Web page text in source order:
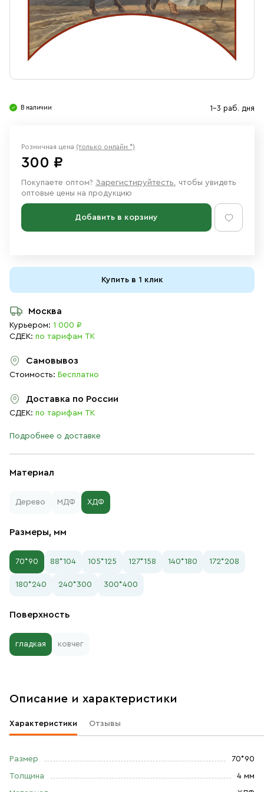
Свечи
Ювелирные изделия
В наличии 1-3 раб. дня
Материал
Дерево МДФ ХДФ
Размеры, мм
70*90 88*104 105*125 127*158 140*180 172*208
180*240 240*300 300*400
Поверхность
гладкая ковчег
Розничная цена (только онлайн *)
300 ₽
Покупаете оптом? Зарегистируйтесть, чтобы увидеть
оптовые цены на продукцию
Добавить в корзину
Купить в 1 клик
Москва
Курьером: 1 000 ₽
СДЕК: по тарифам ТК
Самовывоз
Стоимость: Бесплатно
Доставка по России
СДЕК: по тарифам ТК
Подробнее о доставке
Описание и характеристики
Характеристики Отзывы
Размер 70*90
Толщина 4 мм